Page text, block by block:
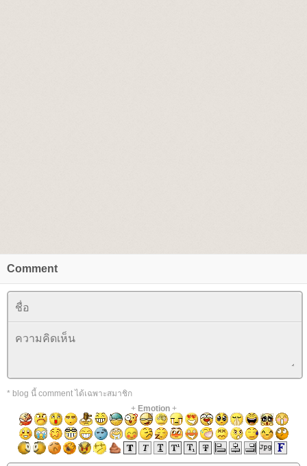
Comment
* blog นี้ comment ได้เฉพาะสมาชิก
+ Emotion+